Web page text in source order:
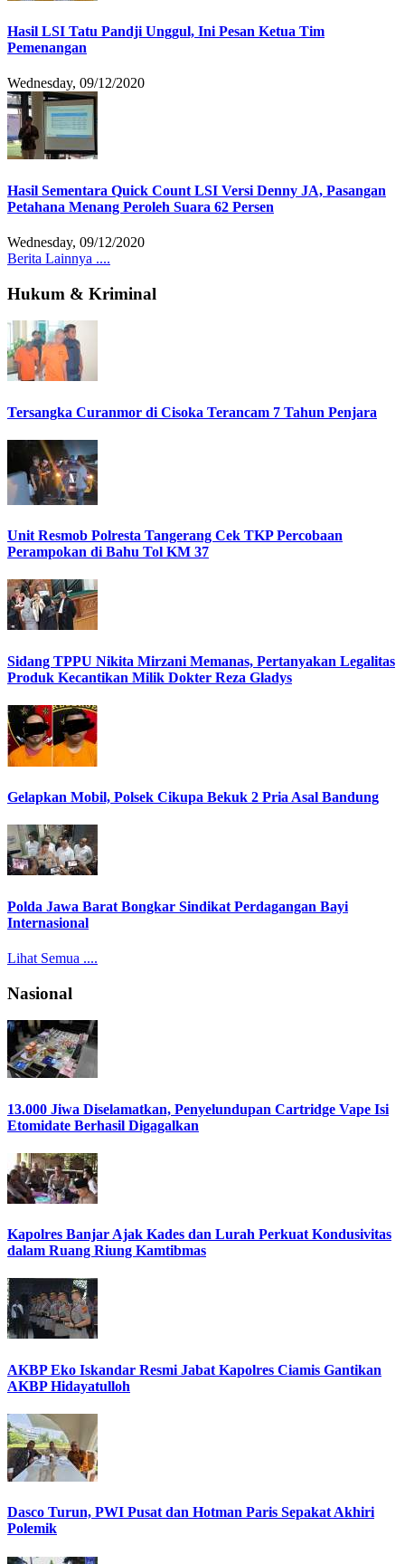
Hasil LSI Tatu Pandji Unggul, Ini Pesan Ketua Tim
Pemenangan
Wednesday, 09/12/2020
Hasil Sementara Quick Count LSI Versi Denny JA, Pasangan
Petahana Menang Peroleh Suara 62 Persen
Wednesday, 09/12/2020
Berita Lainnya ....
Hukum & Kriminal
Tersangka Curanmor di Cisoka Terancam 7 Tahun Penjara
Unit Resmob Polresta Tangerang Cek TKP Percobaan
Perampokan di Bahu Tol KM 37
Sidang TPPU Nikita Mirzani Memanas, Pertanyakan Legalitas
Produk Kecantikan Milik Dokter Reza Gladys
Gelapkan Mobil, Polsek Cikupa Bekuk 2 Pria Asal Bandung
Polda Jawa Barat Bongkar Sindikat Perdagangan Bayi
Internasional
Lihat Semua ....
Nasional
13.000 Jiwa Diselamatkan, Penyelundupan Cartridge Vape Isi
Etomidate Berhasil Digagalkan
Kapolres Banjar Ajak Kades dan Lurah Perkuat Kondusivitas
dalam Ruang Riung Kamtibmas
AKBP Eko Iskandar Resmi Jabat Kapolres Ciamis Gantikan
AKBP Hidayatulloh
Dasco Turun, PWI Pusat dan Hotman Paris Sepakat Akhiri
Polemik